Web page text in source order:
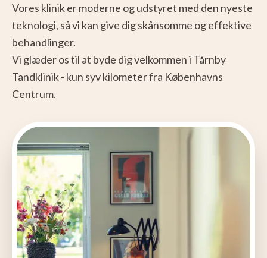
Vores klinik er moderne og udstyret med den nyeste
teknologi, så vi kan give dig skånsomme og effektive
behandlinger.
Vi glæder os til at byde dig velkommen i Tårnby
Tandklinik - kun syv kilometer fra Københavns
Centrum.